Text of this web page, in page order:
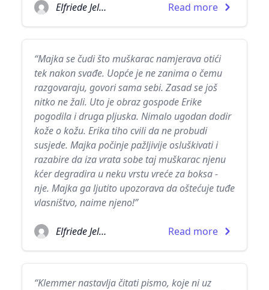
Elfriede Jelinek Read more
“Majka se čudi što muškarac namjerava otići
tek nakon svađe. Uopće je ne zanima o čemu
razgovaraju, govori sama sebi. Zasad se još
nitko ne žali. Uto je obraz gospode Erike
pogodila i druga pljuska. Nimalo ugodan dodir
kože o kožu. Erika tiho cvili da ne probudi
susjede. Majka počinje pažljivije osluškivati i
razabire da iza vrata sobe taj muškarac njenu
kćer degradira u neku vrstu vreće za boksa -
nje. Majka ga ljutito upozorava da oštećuje tuđe
vlasništvo, naime njeno!”
Elfriede Jelinek Read more
“Klemmer nastavlja čitati pismo, koje ni uz